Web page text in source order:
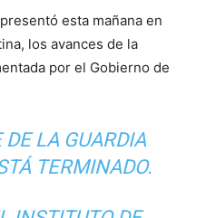
esta mañana en
los avances de la
por el Gobierno de
DE LA GUARDIA
TERMINADO.